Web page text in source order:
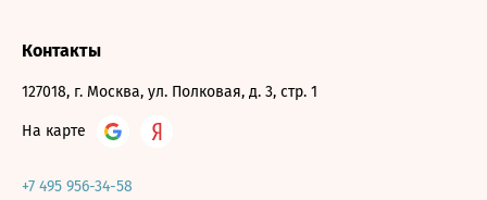
Контакты
127018, г. Москва, ул. Полковая, д. 3, стр. 1
На карте
+7 495 956-34-58